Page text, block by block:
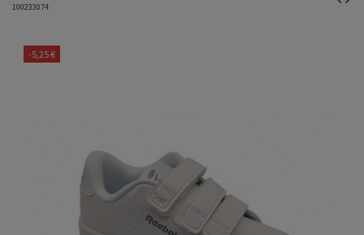
100233074
-5,25 €